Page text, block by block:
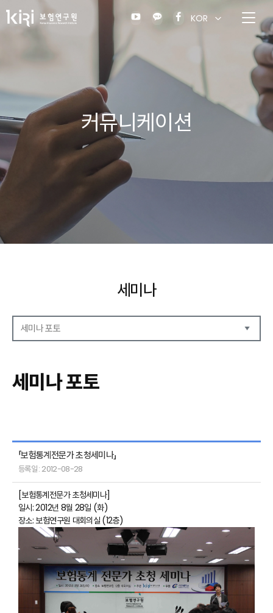
KOR
커뮤니케이션
세미나
세미나 포토
세미나 포토
세미나 포토
「보험통계전문가 초청세미나」
등록일 : 2012-08-28
[보험통계전문가 초청세미나]
일시: 2012년 8월 28일 (화)
장소: 보험연구원 대회의실 (12층)